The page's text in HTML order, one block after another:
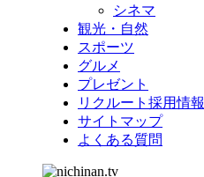
シネマ
観光・自然
スポーツ
グルメ
プレゼント
リクルート採用情報
サイトマップ
よくある質問